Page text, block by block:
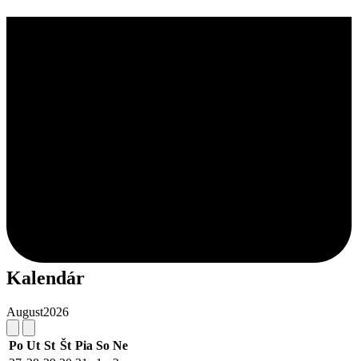
Kalendár
August2026
Po Ut St Št Pia So Ne